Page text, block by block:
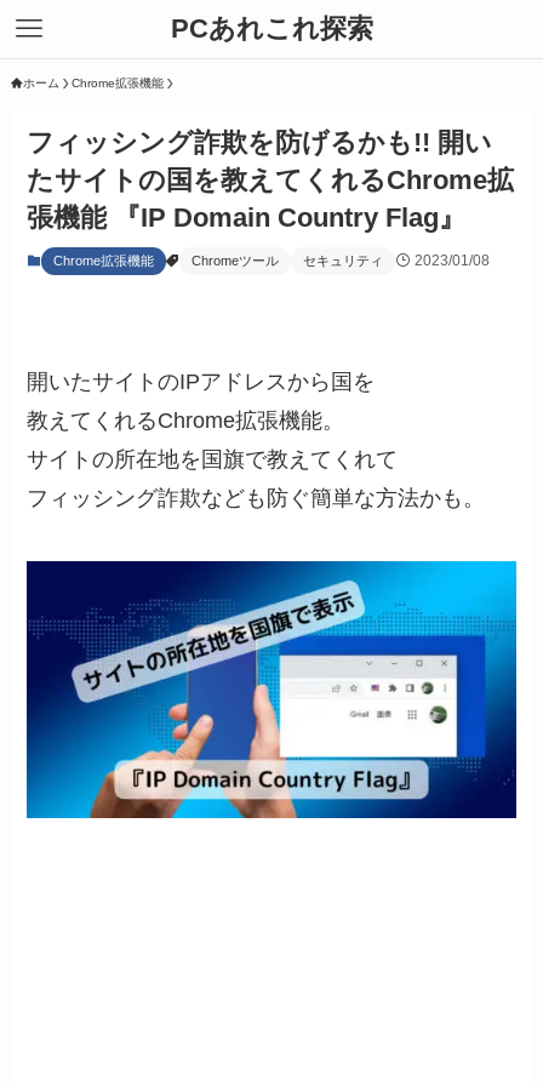
PCあれこれ探索
ホーム Chrome拡張機能
フィッシング詐欺を防げるかも!! 開い
たサイトの国を教えてくれるChrome拡
張機能 『IP Domain Country Flag』
Chrome拡張機能 Chromeツール セキュリティ 2023/01/08
開いたサイトのIPアドレスから国を
教えてくれるChrome拡張機能。
サイトの所在地を国旗で教えてくれて
フィッシング詐欺なども防ぐ簡単な方法かも。